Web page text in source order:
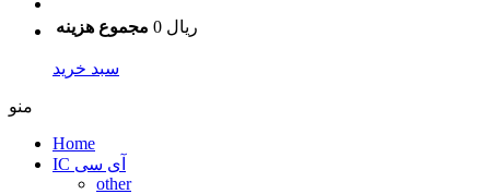
مجموع هزینه 0 ریال
سبد خرید
منو
Home
IC آی سی
other